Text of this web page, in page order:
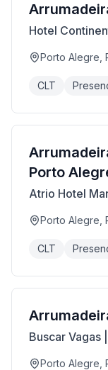
Hotel
Porto Alegre,
CLT
Porto
Atrio Hotel
Porto Alegre,
CLT
Buscar Vagas
Porto Alegre,